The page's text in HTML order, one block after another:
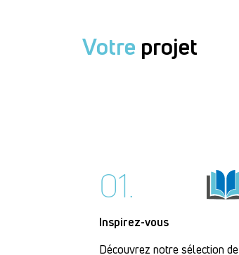
Votre projet
01.
Inspirez-vous
Découvrez notre sélection de